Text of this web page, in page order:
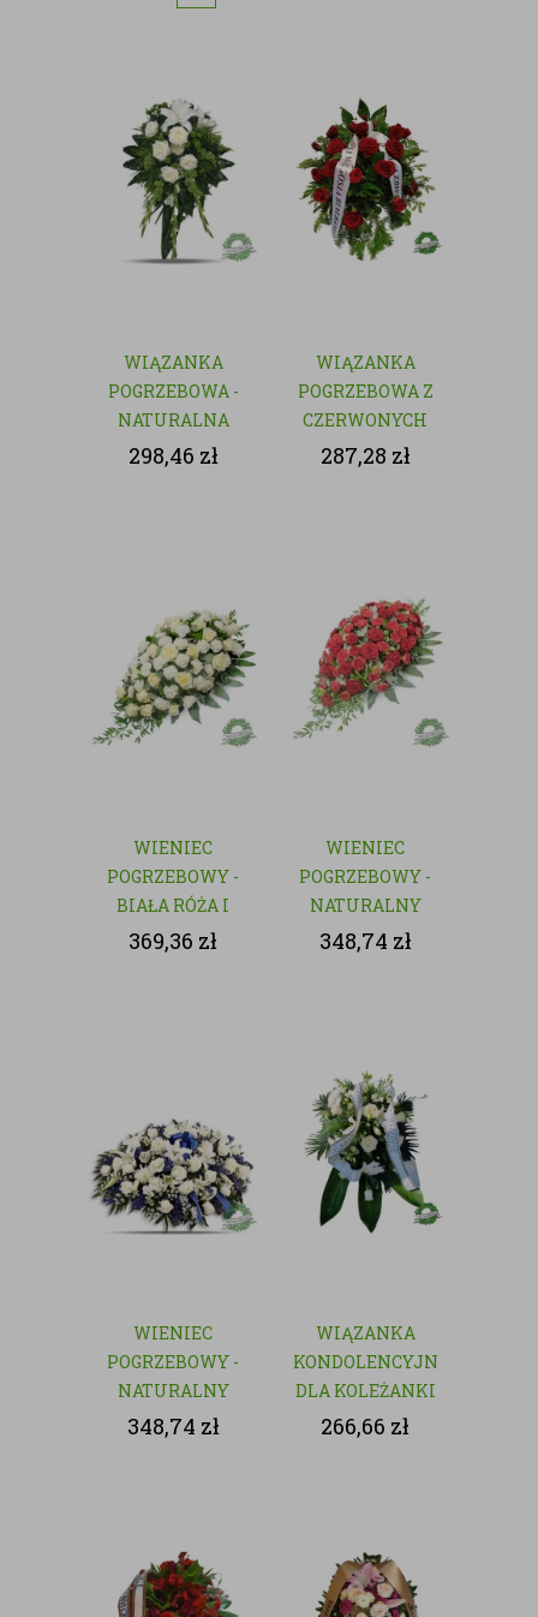
WIĄZANKA
POGRZEBOWA -
NATURALNA
298,46 zł
WIĄZANKA
POGRZEBOWA Z
CZERWONYCH
KWIATÓW
287,28 zł
WIENIEC
POGRZEBOWY -
BIAŁA RÓŻA I
GOŹDZIK
369,36 zł
WIENIEC
POGRZEBOWY -
NATURALNY
348,74 zł
WIENIEC
POGRZEBOWY -
NATURALNY
348,74 zł
WIĄZANKA
KONDOLENCYJNA
DLA KOLEŻANKI
Z PRACY
266,66 zł